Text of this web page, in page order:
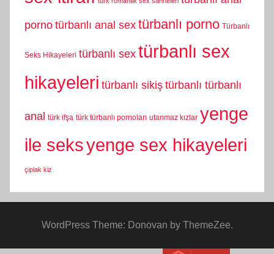
porno türbanlı anal sex türbanlı porno Türbanlı
Seks Hikayeleri türbanlı sex türbanlı sex
hikayeleri türbanlı sikiş türbanlı türbanlı
anal türk ifşa türk türbanlı pornoları utanmaz kızlar yenge
ile seksyenge sex hikayeleri
çiplak kiz
WordPress Theme: Donovan by ThemeZee.